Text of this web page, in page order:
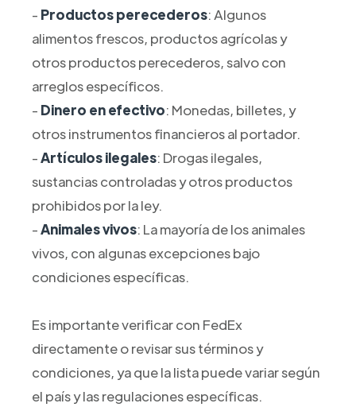
- Productos perecederos: Algunos
alimentos frescos, productos agrícolas y
otros productos perecederos, salvo con
arreglos específicos.
- Dinero en efectivo: Monedas, billetes, y
otros instrumentos financieros al portador.
-Artículos ilegales: Drogas ilegales,
sustancias controladas y otros productos
prohibidos por la ley.
-Animales vivos: La mayoría de los animales
vivos, con algunas excepciones bajo
condiciones específicas.
Es importante verificar con FedEx
directamente o revisar sus términos y
condiciones, ya que la lista puede variar según
el país y las regulaciones específicas.